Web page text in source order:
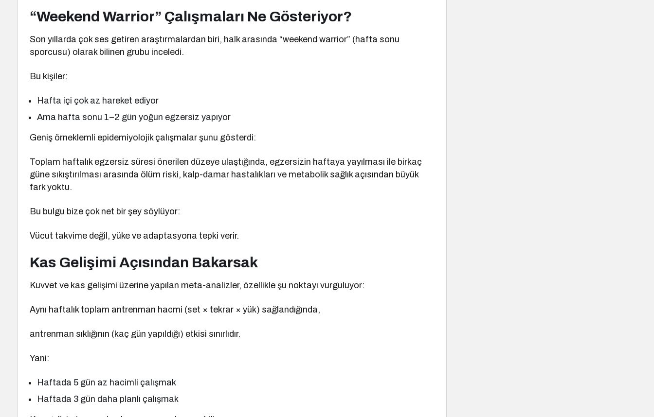
“Weekend Warrior” Çalışmaları Ne Gösteriyor?
Son yıllarda çok ses getiren araştırmalardan biri, halk arasında “weekend warrior” (hafta sonu
sporcusu) olarak bilinen grubu inceledi.
Bu kişiler:
Hafta içi çok az hareket ediyor
Ama hafta sonu 1–2 gün yoğun egzersiz yapıyor
Geniş örneklemli epidemiyolojik çalışmalar şunu gösterdi:
Toplam haftalık egzersiz süresi önerilen düzeye ulaştığında, egzersizin haftaya yayılması ile birkaç
güne sıkıştırılması arasında ölüm riski, kalp-damar hastalıkları ve metabolik sağlık açısından büyük
fark yoktu.
Bu bulgu bize çok net bir şey söylüyor:
Vücut takvime değil, yüke ve adaptasyona tepki verir.
Kas Gelişimi Açısından Bakarsak
Kuvvet ve kas gelişimi üzerine yapılan meta-analizler, özellikle şu noktayı vurguluyor:
Aynı haftalık toplam antrenman hacmi (set × tekrar × yük) sağlandığında,
antrenman sıklığının (kaç gün yapıldığı) etkisi sınırlıdır.
Yani:
Haftada 5 gün az hacimli çalışmak
Haftada 3 gün daha planlı çalışmak